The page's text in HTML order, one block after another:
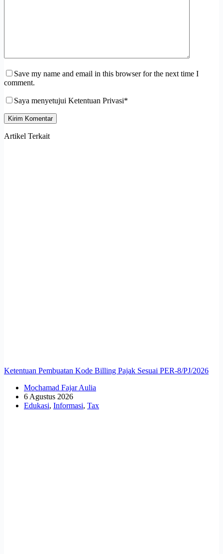
Save my name and email in this browser for the next time I
comment.
Saya menyetujui Ketentuan Privasi*
Kirim Komentar
Artikel Terkait
Ketentuan Pembuatan Kode Billing Pajak Sesuai PER-8/PJ/2026
Mochamad Fajar Aulia
6 Agustus 2026
Edukasi, Informasi, Tax